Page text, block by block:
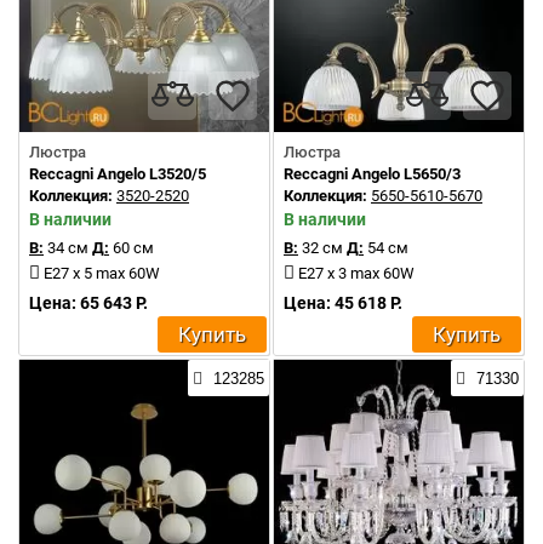
Люстра
Reccagni Angelo L3520/5
Коллекция: 3520-2520
В наличии
В: 34 см Д: 60 см
E27 x 5 max 60W
Цена: 65 643 Р.
Купить
Люстра
Reccagni Angelo L5650/3
Коллекция: 5650-5610-5670
В наличии
В: 32 см Д: 54 см
E27 x 3 max 60W
Цена: 45 618 Р.
Купить
123285 71330